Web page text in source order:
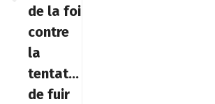
de la foi
contre
la
tentation
de fuir